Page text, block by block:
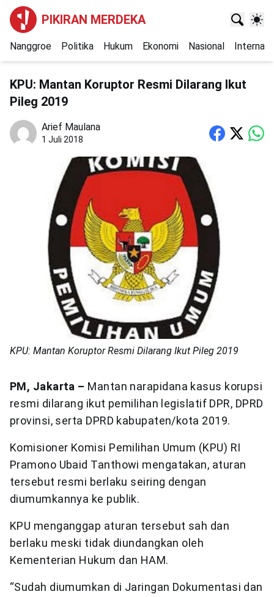
PIKIRAN MERDEKA
Nanggroe Politika Hukum Ekonomi Nasional
KPU: Mantan Koruptor Resmi Dilarang Ikut
Pileg 2019
Arief Maulana
1 Juli 2018
KPU: Mantan Koruptor Resmi Dilarang Ikut Pileg 2019
PM, Jakarta – Mantan narapidana kasus korupsi
resmi dilarang ikut pemilihan legislatif DPR, DPRD
provinsi, serta DPRD kabupaten/kota 2019.
Komisioner Komisi Pemilihan Umum (KPU) RI
Pramono Ubaid Tanthowi mengatakan, aturan
tersebut resmi berlaku seiring dengan
diumumkannya ke publik.
KPU menganggap aturan tersebut sah dan
berlaku meski tidak diundangkan oleh
Kementerian Hukum dan HAM.
“Sudah diumumkan di Jaringan Dokumentasi dan